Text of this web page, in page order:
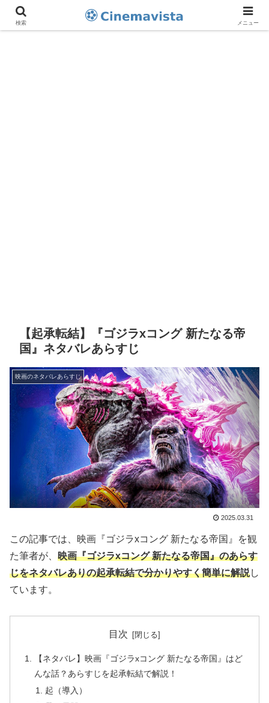
【起承転結】『ゴジラxコング 新たなる帝
国』ネタバレあらすじ
映画のネタバレあらすじ
2025.03.31
この記事では、映画『ゴジラxコング 新たなる帝国』を観
た筆者が、 映画『ゴジラxコング 新たなる帝国』のあらす
じをネタバレありの起承転結で分かりやすく簡単に解説し
ています。
目次
【ネタバレ】映画『ゴジラxコング 新たなる帝国』はど
んな話？あらすじを起承転結で解説！
起（導入）
検索 メニュー